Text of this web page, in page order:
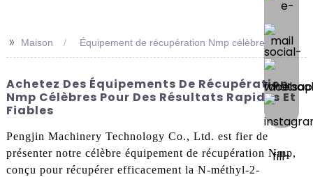
>> Maison Équipement de récupération Nmp célèbre
Achetez Des Équipements De Récupération
Nmp Célèbres Pour Des Résultats Rapides Et
Fiables
Pengjin Machinery Technology Co., Ltd. est fier de
présenter notre célèbre équipement de récupération Nmp,
conçu pour récupérer efficacement la N-méthyl-2-